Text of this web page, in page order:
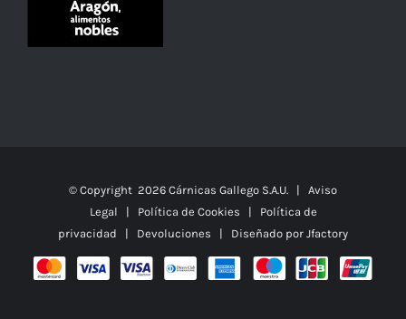
© Copyright 2026 Cárnicas Gallego S.A.U. | Aviso
Legal | Política de Cookies | Política de
privacidad | Devoluciones | Diseñado por Jfactory